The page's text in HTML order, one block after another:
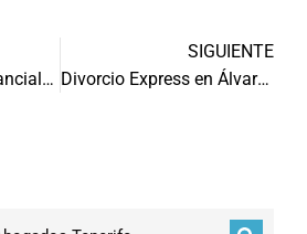
Liquidación de gananciales Tenerife
SIGUIENTE
Divorcio Express en Álvarez Abogados